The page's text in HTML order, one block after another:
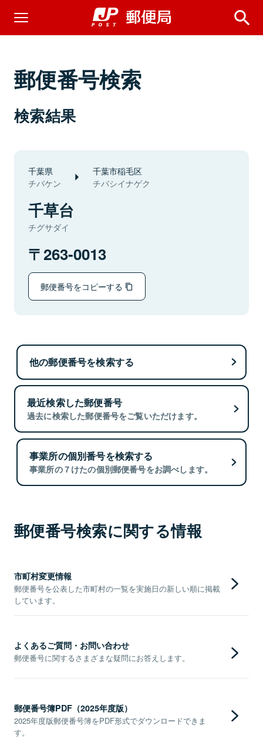
郵便番号検索
検索結果
千葉県
チバケン
千葉市稲毛区
チバシイナゲク
千草台
チグサダイ
263-0013
郵便番号をコピーする
他の郵便番号を検索する
最近検索した郵便番号
過去に検索した郵便番号をご覧いただけます。
事業所の個別番号を検索する
事業所の７けたの個別郵便番号をお調べします。
郵便番号検索に関する情報
市町村変更情報
郵便番号を公表した市町村の一覧を実施日の新しい順に掲載
しています。
よくあるご質問・お問い合わせ
郵便番号に関するさまざまな疑問にお答えします。
郵便番号簿PDF（2025年度版）
2025年度版郵便番号簿をPDF形式でダウンロードできま
す。